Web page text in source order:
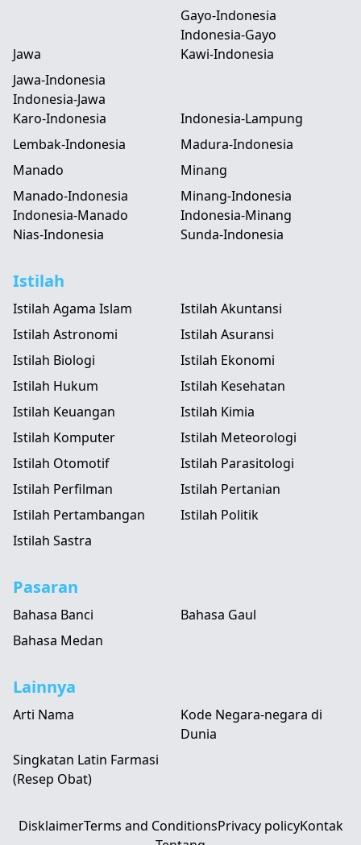
Gayo-Indonesia
Indonesia-Gayo
Jawa
Jawa-Indonesia
Indonesia-Jawa
Kawi-Indonesia
Karo-Indonesia
Indonesia-Lampung
Lembak-Indonesia
Madura-Indonesia
Manado
Manado-Indonesia
Indonesia-Manado
Minang
Minang-Indonesia
Indonesia-Minang
Nias-Indonesia
Sunda-Indonesia
Istilah
Istilah Agama Islam
Istilah Akuntansi
Istilah Astronomi
Istilah Asuransi
Istilah Biologi
Istilah Ekonomi
Istilah Hukum
Istilah Kesehatan
Istilah Keuangan
Istilah Kimia
Istilah Komputer
Istilah Meteorologi
Istilah Otomotif
Istilah Parasitologi
Istilah Perfilman
Istilah Pertanian
Istilah Pertambangan
Istilah Politik
Istilah Sastra
Pasaran
Bahasa Banci
Bahasa Gaul
Bahasa Medan
Lainnya
Arti Nama
Kode Negara-negara di
Dunia
Singkatan Latin Farmasi
(Resep Obat)
DisklaimerTerms and ConditionsPrivacy policyKontak